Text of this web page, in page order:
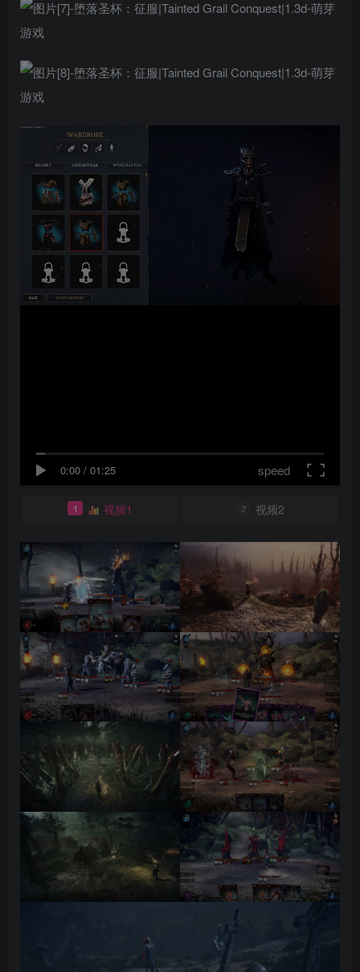
0:00 / 01:25 speed
1 视频1 2 视频2